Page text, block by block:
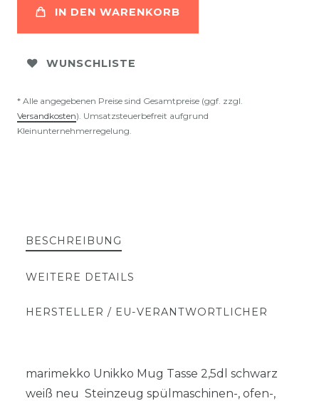
IN DEN WARENKORB
WUNSCHLISTE
* Alle angegebenen Preise sind Gesamtpreise (ggf. zzgl.
Versandkosten). Umsatzsteuerbefreit aufgrund
Kleinunternehmerregelung.
BESCHREIBUNG
WEITERE DETAILS
HERSTELLER / EU-VERANTWORTLICHER
marimekko Unikko Mug Tasse 2,5dl schwarz
weiß neu Steinzeug spülmaschinen-, ofen-,